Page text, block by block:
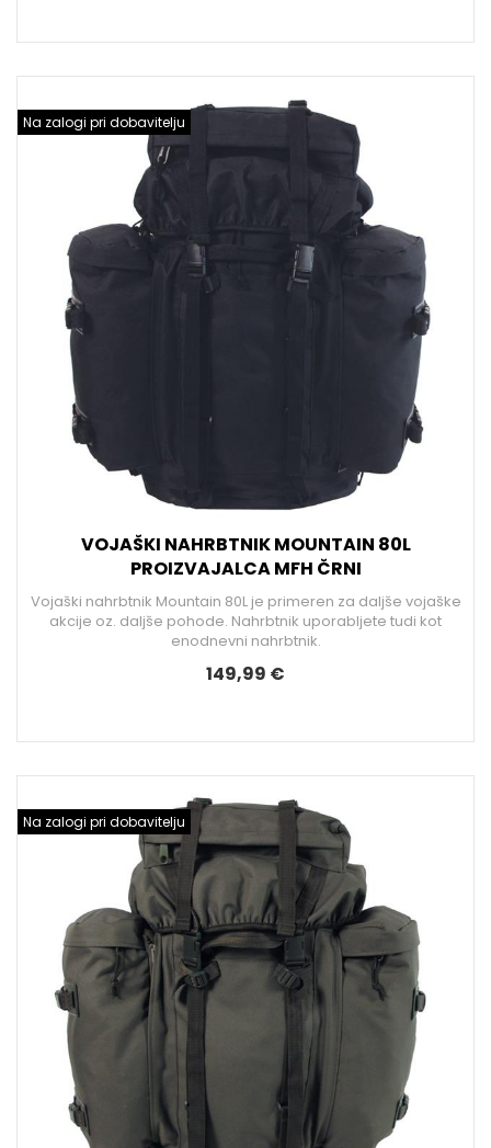
Na zalogi pri dobavitelju
VOJAŠKI NAHRBTNIK MOUNTAIN 80L
PROIZVAJALCA MFH ČRNI
Vojaški nahrbtnik Mountain 80L je primeren za daljše vojaške
akcije oz. daljše pohode. Nahrbtnik uporabljete tudi kot
enodnevni nahrbtnik.
149,99 €
Na zalogi pri dobavitelju